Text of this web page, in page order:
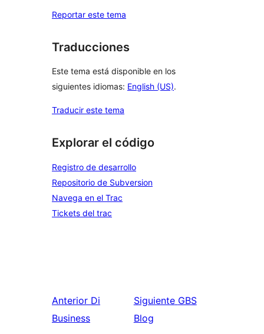
Reportar este tema
Traducciones
Este tema está disponible en los
siguientes idiomas: English (US).
Traducir este tema
Explorar el código
Registro de desarrollo
Repositorio de Subversion
Navega en el Trac
Tickets del trac
Anterior Di
Business
Siguiente GBS
Blog